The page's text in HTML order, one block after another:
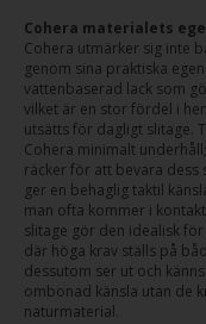
Cohera materialets
Cohera utmärker sig inte
genom sina praktiska
vattenbaserad lack som
vilket är en stor fördel i
utsätts för dagligt slitage.
Cohera minimalt
räcker för att bevara dess
ger en behaglig taktil
man ofta kommer i
slitage gör den idealisk
där höga krav ställs på
dessutom ser ut och
ombonad känsla utan de
naturmaterial.